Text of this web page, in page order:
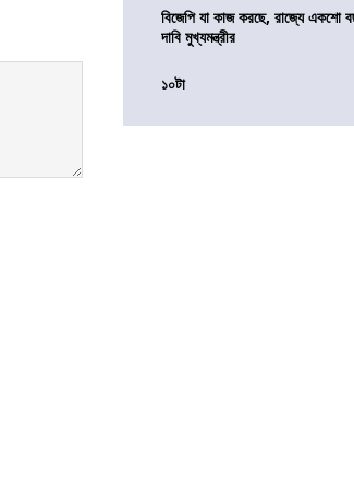
বিজেপি যা কাজ করছে, রাজ্যে একশো
দাবি মুখ্যমন্ত্রীর
১০টা